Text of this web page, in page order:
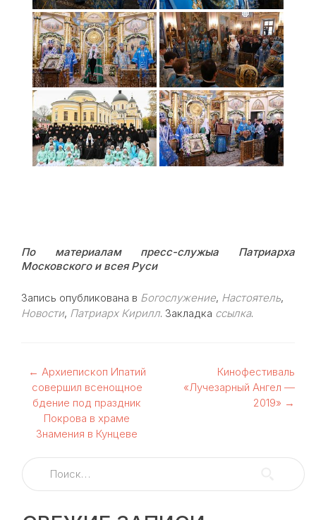
По материалам пресс-служыа Патриарха
Московского и всея Руси
Запись опубликована в Богослужение, Настоятель,
Новости, Патриарх Кирилл. Закладка ссылка.
Навигация
по
записям
← Архиепископ Ипатий
совершил всенощное
бдение под праздник
Покрова в храме
Знамения в Кунцеве
Кинофестиваль
«Лучезарный Ангел —
2019» →
Найти: